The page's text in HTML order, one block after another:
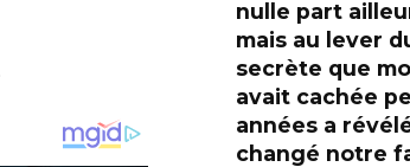
nulle part
mais au lever
secrète que
avait cachée
années a
changé notre